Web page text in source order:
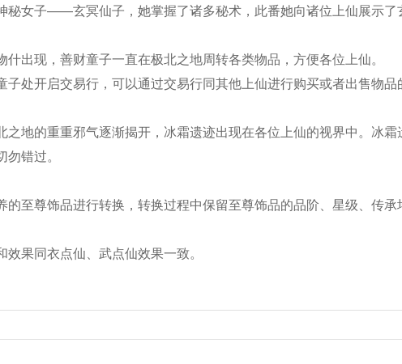
秘女子——玄冥仙子，她掌握了诸多秘术，此番她向诸位上仙展示了
出现，善财童子一直在极北之地周转各类物品，方便各位上仙。
处开启交易行，可以通过交易行同其他上仙进行购买或者出售物品
地的重重邪气逐渐揭开，冰霜遗迹出现在各位上仙的视界中。冰
错过。
至尊饰品进行转换，转换过程中保留至尊饰品的品阶、星级、传承
果同衣点仙、武点仙效果一致。